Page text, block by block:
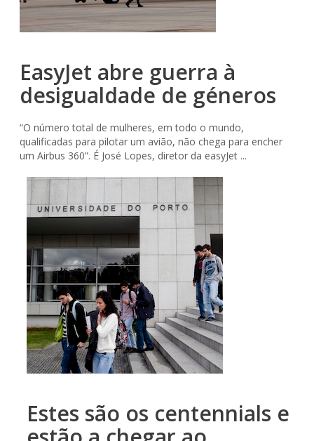
EasyJet abre guerra à
desigualdade de géneros
“O número total de mulheres, em todo o mundo,
qualificadas para pilotar um avião, não chega para encher
um Airbus 360”. É José Lopes, diretor da easyJet ...
Estes são os centennials e